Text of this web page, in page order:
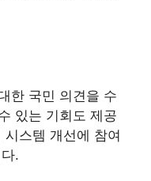
한 국민 의견을 수
있는 기회도 제공
스템 개선에 참여
.